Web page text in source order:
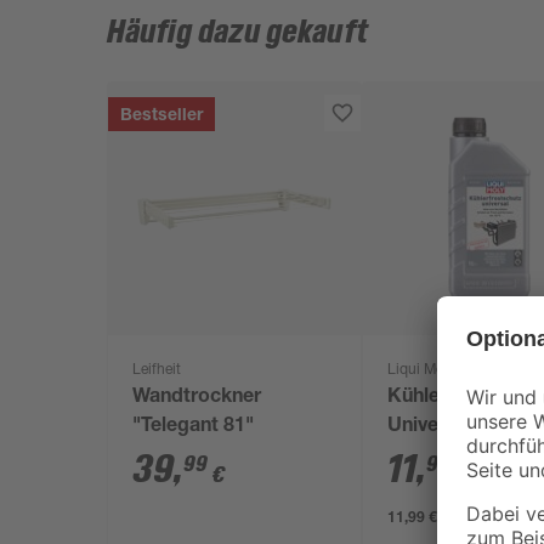
Häufig dazu gekauft
Bestseller
Leifheit
Wandtrockner
"Telegant 81"
39,99 €
Liqui Moly
Universal 1 l
11,99 €
11,99 € / Liter